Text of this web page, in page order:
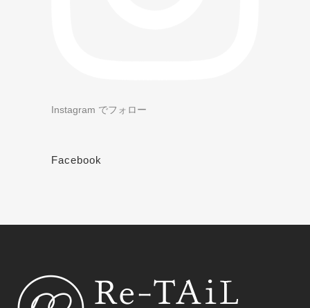
Instagram でフォロー
Facebook